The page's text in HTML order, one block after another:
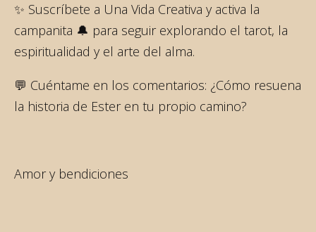
✨ Suscríbete a Una Vida Creativa y activa la
campanita 🔔 para seguir explorando el tarot, la
espiritualidad y el arte del alma.
💬 Cuéntame en los comentarios: ¿Cómo resuena
la historia de Ester en tu propio camino?
Amor y bendiciones